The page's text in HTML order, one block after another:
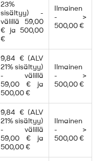
23%
sisältyy) -
välillä 59,00
€ ja 500,00
€
Ilmainen
- >
500,00 €
9,84 € (ALV
21% sisältyy)
- välillä
59,00 € ja
500,00 €
Ilmainen
- >
500,00 €
9,84 € (ALV
21% sisältyy)
- välillä
59,00 € ja
500,00 €
Ilmainen
- >
500,00 €